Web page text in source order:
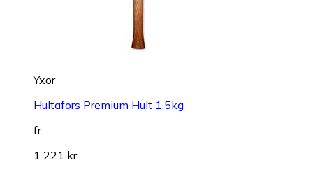
Yxor
Hultafors Premium Hult 1,5kg
fr.
1 221 kr